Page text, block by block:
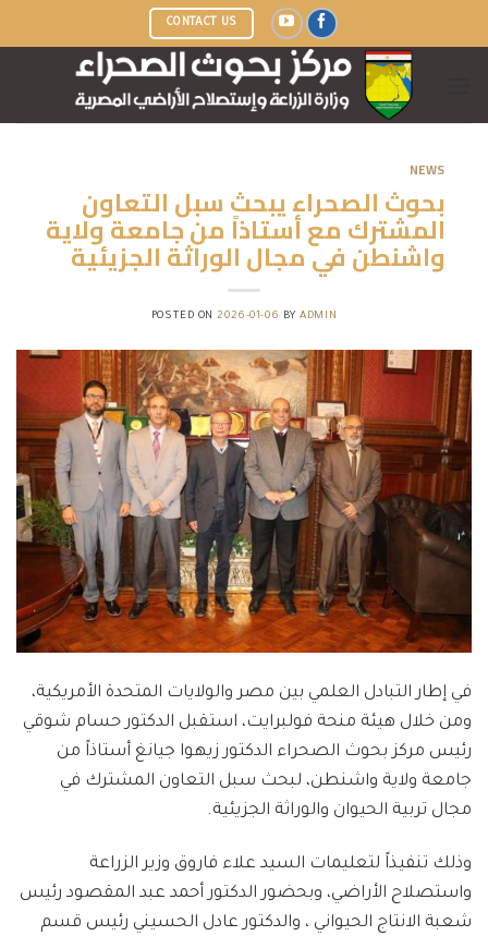
CONTACT US
NEWS
بحوث الصحراء يبحث سبل التعاون
المشترك مع أستاذاً من جامعة ولاية
واشنطن في مجال الوراثة الجزيئية
POSTED ON2026-01-06 BYADMIN
في إطار التبادل العلمي بين مصر والولايات المتحدة الأمريكية،
ومن خلال هيئة منحة فولبرايت، استقبل الدكتور حسام شوقي
رئيس مركز بحوث الصحراء الدكتور زيهوا جيانغ أستاذاً من
جامعة ولاية واشنطن، لبحث سبل التعاون المشترك في
مجال تربية الحيوان والوراثة الجزيئية.
وذلك تنفيذاً لتعليمات السيد علاء فاروق وزير الزراعة
واستصلاح الأراضي، وبحضور الدكتور أحمد عبد المقصود رئيس
شعبة الانتاج الحيواني ، والدكتور عادل الحسيني رئيس قسم